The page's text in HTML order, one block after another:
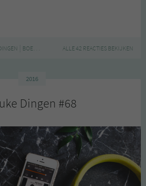
BOEKEN EVENTS,GROEN,NIEUWS,PRODUCTEN
ALLE 42 REACTIES BEKIJKEN
2016
Dingen #68